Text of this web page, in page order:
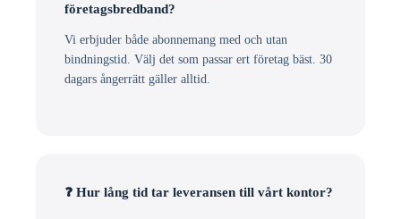
företagsbredband?
Vi erbjuder både abonnemang med och utan
bindningstid. Välj det som passar ert företag bäst. 30
dagars ångerrätt gäller alltid.
❓ Hur lång tid tar leveransen till vårt kontor?